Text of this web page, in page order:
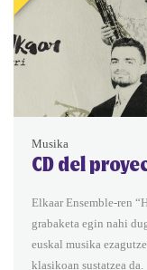
Musika
CD del
Elkaar Ensemble-ren
grabaketa egin nahi
euskal musika
klasikoan sustatzea da.